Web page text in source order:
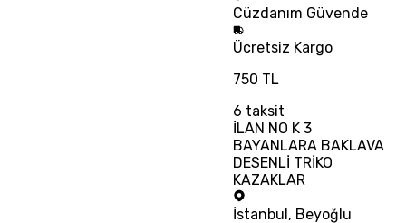
Cüzdanım Güvende
Ücretsiz Kargo
750 TL
6 taksit
İLAN NO K 3
BAYANLARA BAKLAVA
DESENLİ TRİKO
KAZAKLAR
İstanbul , Beyoğlu